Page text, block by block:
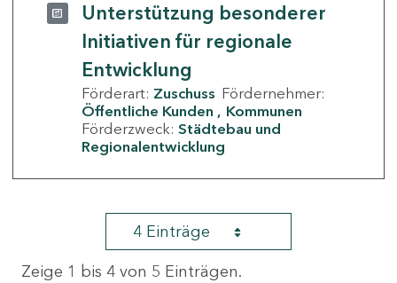
Unterstützung besonderer
Initiativen für regionale
Entwicklung
Förderart: Zuschuss Fördernehmer:
Öffentliche Kunden
Kommunen
Förderzweck: Städtebau und
Regionalentwicklung
4 Einträge
Zeige 1 bis 4 von 5 Einträgen.